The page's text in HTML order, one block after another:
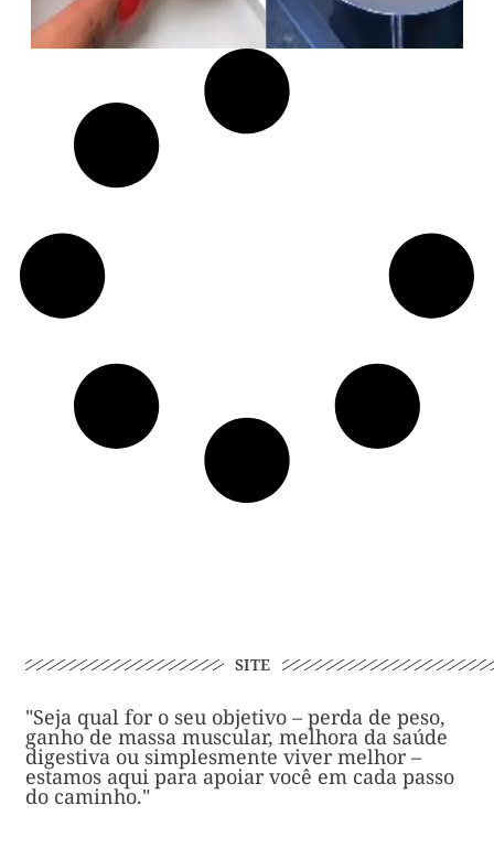
SITE
"Seja qual for o seu objetivo – perda de peso,
ganho de massa muscular, melhora da saúde
digestiva ou simplesmente viver melhor –
estamos aqui para apoiar você em cada passo
do caminho."